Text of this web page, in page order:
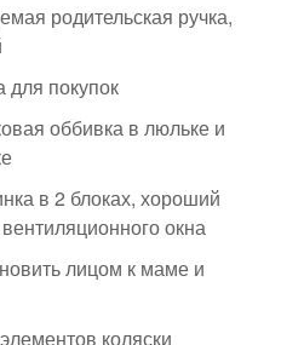
родительская ручка,
для покупок
оббивка в люльке и
в 2 блоках, хороший
окна
лицом к маме и
коляски